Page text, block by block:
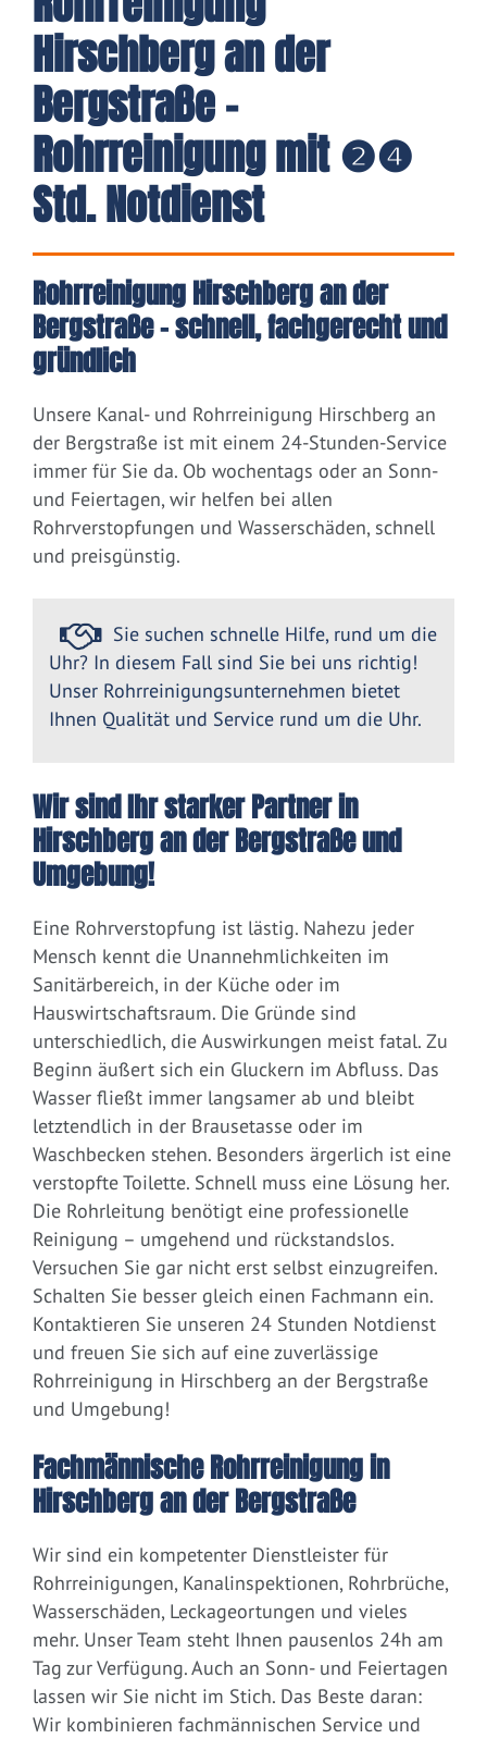
Hirschberg an der
Bergstraße -
Rohrreinigung mit ❷❹
Std. Notdienst
Rohrreinigung Hirschberg an der
Bergstraße – schnell, fachgerecht und
gründlich
Unsere Kanal- und Rohrreinigung Hirschberg an
der Bergstraße ist mit einem 24-Stunden-Service
immer für Sie da. Ob wochentags oder an Sonn-
und Feiertagen, wir helfen bei allen
Rohrverstopfungen und Wasserschäden, schnell
und preisgünstig.
Sie suchen schnelle Hilfe, rund um die
Uhr? In diesem Fall sind Sie bei uns richtig!
Unser Rohrreinigungsunternehmen bietet
Ihnen Qualität und Service rund um die Uhr.
Wir sind Ihr starker Partner in
Hirschberg an der Bergstraße und
Umgebung!
Eine Rohrverstopfung ist lästig. Nahezu jeder
Mensch kennt die Unannehmlichkeiten im
Sanitärbereich, in der Küche oder im
Hauswirtschaftsraum. Die Gründe sind
unterschiedlich, die Auswirkungen meist fatal. Zu
Beginn äußert sich ein Gluckern im Abfluss. Das
Wasser fließt immer langsamer ab und bleibt
letztendlich in der Brausetasse oder im
Waschbecken stehen. Besonders ärgerlich ist eine
verstopfte Toilette. Schnell muss eine Lösung her.
Die Rohrleitung benötigt eine professionelle
Reinigung – umgehend und rückstandslos.
Versuchen Sie gar nicht erst selbst einzugreifen.
Schalten Sie besser gleich einen Fachmann ein.
Kontaktieren Sie unseren 24 Stunden Notdienst
und freuen Sie sich auf eine zuverlässige
Rohrreinigung in Hirschberg an der Bergstraße
und Umgebung!
Fachmännische Rohrreinigung in
Hirschberg an der Bergstraße
Wir sind ein kompetenter Dienstleister für
Rohrreinigungen, Kanalinspektionen, Rohrbrüche,
Wasserschäden, Leckageortungen und vieles
mehr. Unser Team steht Ihnen pausenlos 24h am
Tag zur Verfügung. Auch an Sonn- und Feiertagen
lassen wir Sie nicht im Stich. Das Beste daran:
Wir kombinieren fachmännischen Service und